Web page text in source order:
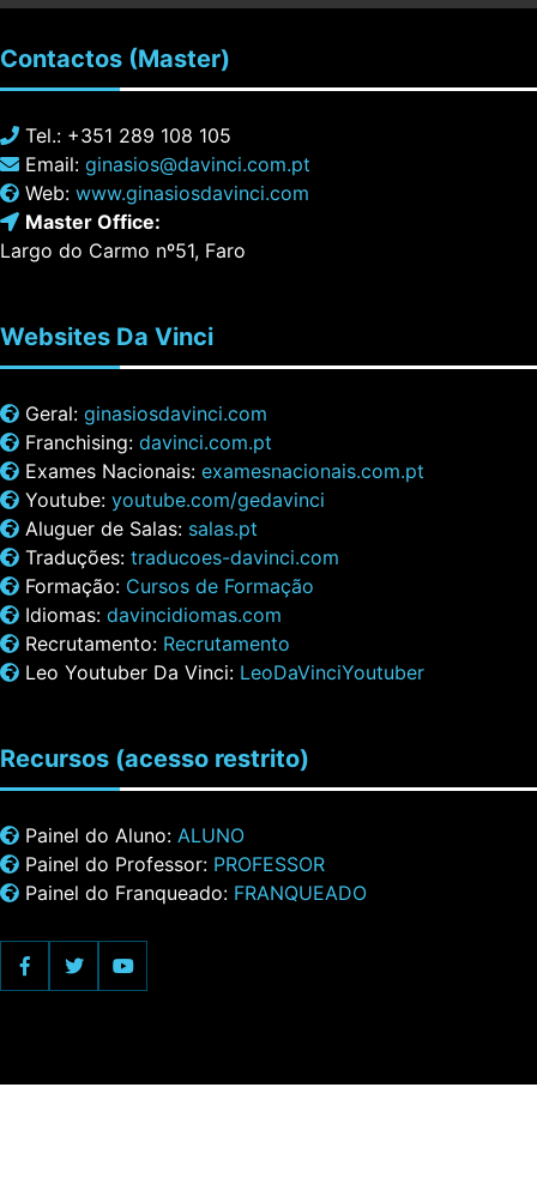
Contactos (Master)
Tel.: +351 289 108 105
Email: ginasios@davinci.com.pt
Web: www.ginasiosdavinci.com
Master Office:
Largo do Carmo nº51, Faro
Websites Da Vinci
Geral: ginasiosdavinci.com
Franchising: davinci.com.pt
Exames Nacionais: examesnacionais.com.pt
Youtube: youtube.com/gedavinci
Aluguer de Salas: salas.pt
Traduções: traducoes-davinci.com
Formação: Cursos de Formação
Idiomas: davincidiomas.com
Recrutamento: Recrutamento
Leo Youtuber Da Vinci: LeoDaVinciYoutuber
Recursos (acesso restrito)
Painel do Aluno: ALUNO
Painel do Professor: PROFESSOR
Painel do Franqueado: FRANQUEADO